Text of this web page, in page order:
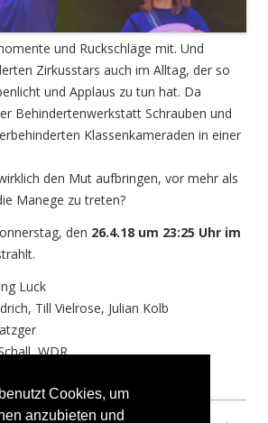
Cookies, um
anzubieten und
und Ruckschläge mit. Und
Zirkusstars auch im Alltag, der so
und Applaus zu tun hat. Da
Behindertenwerkstatt Schrauben und
Klassenkameraden in einer
den Mut aufbringen, vor mehr als
Manege zu treten?
den 26.4.18 um 23:25 Uhr im
Luck
Till Vielrose, Julian Kolb
WDR